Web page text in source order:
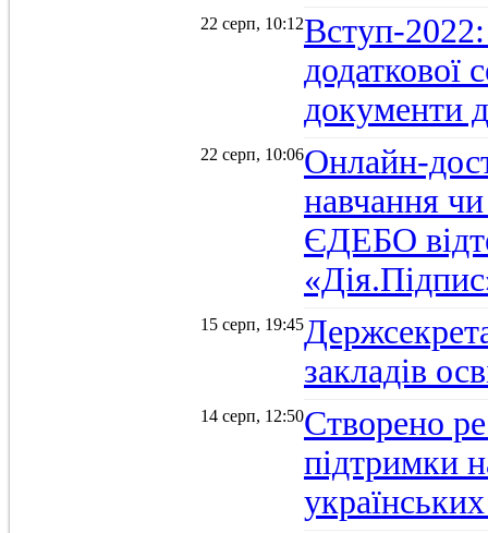
22 серп, 10:12Вступ-
додаткової
документи
22 серп, 10:06Онлайн-
навчання
ЄДЕБО
15 серп, 19:45
закладів
14 серп, 12:50Створено
підтримки